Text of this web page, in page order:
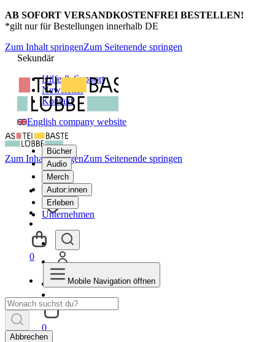
AB SOFORT VERSANDKOSTENFREI BESTELLEN!
*gilt nur für Bestellungen innerhalb DE
Zum Inhalt springenZum Seitenende springen
Sekundär
Hilfe & Support
Newsletter
Kontakt
English company website
Bücher
Audio
Merch
Autor:innen
Erleben
Unternehmen
0
Zum Inhalt springenZum Seitenende springen
0
Mobile Navigation öffnen
Abbrechen